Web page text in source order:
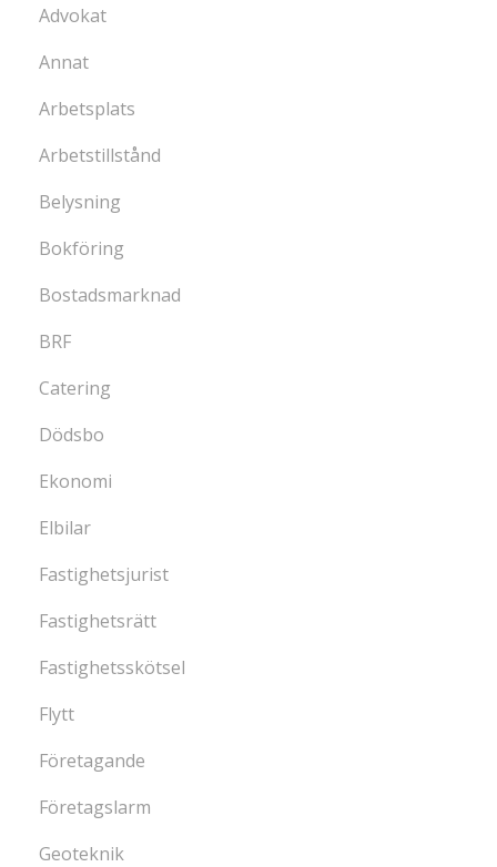
Advokat
Annat
Arbetsplats
Arbetstillstånd
Belysning
Bokföring
Bostadsmarknad
BRF
Catering
Dödsbo
Ekonomi
Elbilar
Fastighetsjurist
Fastighetsrätt
Fastighetsskötsel
Flytt
Företagande
Företagslarm
Geoteknik